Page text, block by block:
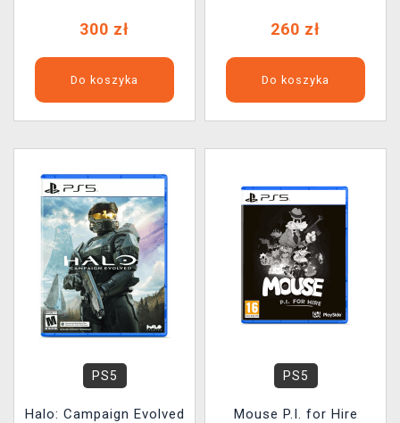
300 zł
Do koszyka
260 zł
Do koszyka
PS5
Halo: Campaign Evolved
PS5
Mouse P.I. for Hire